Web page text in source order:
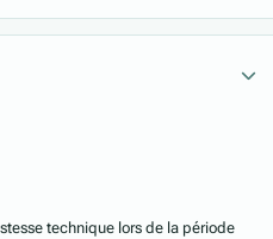
technique lors de la période